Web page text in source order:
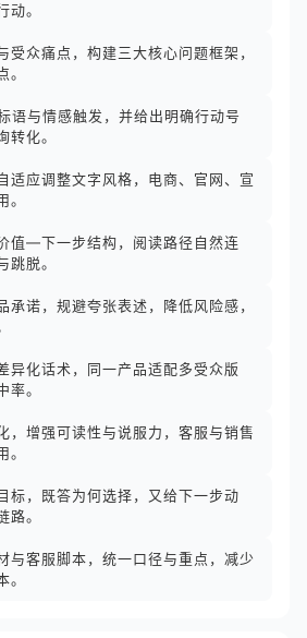
动。
受众痛点，构建三大核心问题框架，
。
语与情感触发，并给出明确行动号
转化。
适应调整文字风格，电商、官网、宣
。
值—下一步结构，阅读路径自然连
跳脱。
承诺，规避夸张表述，降低风险感，
异化话术，同一产品适配多受众版
率。
，增强可读性与说服力，客服与销售
。
标，既答为何选择，又给下一步动
路。
与客服脚本，统一口径与重点，减少
。